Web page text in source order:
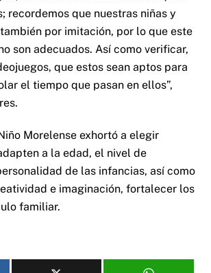
recordemos que nuestras niñas y
por imitación, por lo que este
son adecuados. Así como verificar,
que estos sean aptos para
el tiempo que pasan en ellos”,
Morelense exhortó a elegir
a la edad, el nivel de
de las infancias, así como
e imaginación, fortalecer los
familiar.